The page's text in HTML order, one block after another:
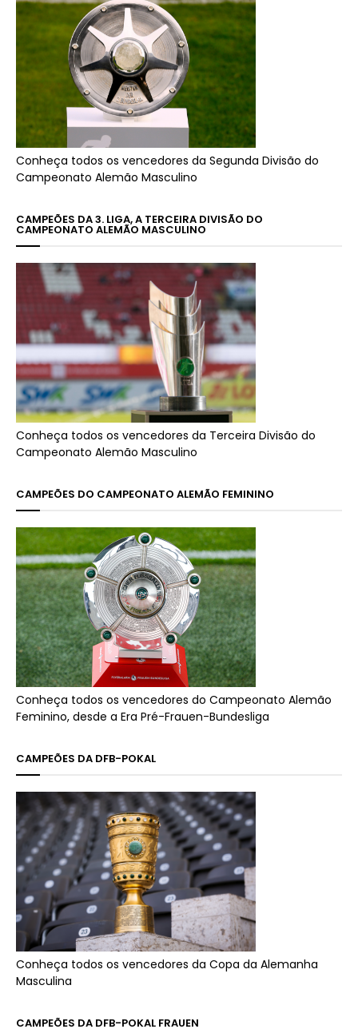
Conheça todos os vencedores da Segunda Divisão do
Campeonato Alemão Masculino
CAMPEÕES DA 3. LIGA, A TERCEIRA DIVISÃO DO
CAMPEONATO ALEMÃO MASCULINO
Conheça todos os vencedores da Terceira Divisão do
Campeonato Alemão Masculino
CAMPEÕES DO CAMPEONATO ALEMÃO FEMININO
Conheça todos os vencedores do Campeonato Alemão
Feminino, desde a Era Pré-Frauen-Bundesliga
CAMPEÕES DA DFB-POKAL
Conheça todos os vencedores da Copa da Alemanha
Masculina
CAMPEÕES DA DFB-POKAL FRAUEN